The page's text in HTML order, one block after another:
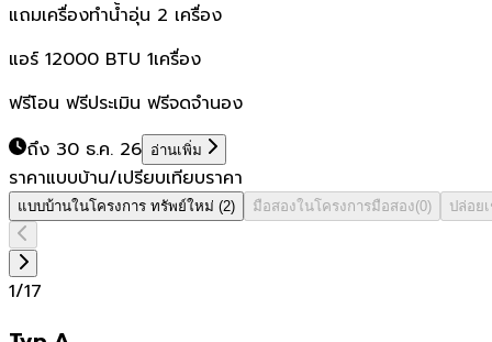
แถมเครื่องทำน้ำอุ่น 2 เครื่อง
แอร์ 12000 BTU 1เครื่อง
ฟรีโอน ฟรีประเมิน ฟรีจดจำนอง
ถึง 30 ธ.ค. 26 อ่านเพิ่ม
ราคาแบบบ้าน/เปรียบเทียบราคา
แบบบ้านในโครงการ ทรัพย์ใหม่ (2) มือสองในโครงการมือสอง(0) ปล่อย
1/17